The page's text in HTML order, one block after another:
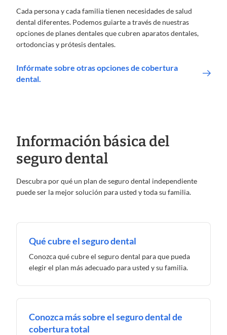
Cada persona y cada familia tienen necesidades de salud
dental diferentes. Podemos guiarte a través de nuestras
opciones de planes dentales que cubren aparatos dentales,
ortodoncias y prótesis dentales.
Infórmate sobre otras opciones de cobertura
dental.
Información básica del
seguro dental
Descubra por qué un plan de seguro dental independiente
puede ser la mejor solución para usted y toda su familia.
Qué cubre el seguro dental
Conozca qué cubre el seguro dental para que pueda
elegir el plan más adecuado para usted y su familia.
Conozca más sobre el seguro dental de
cobertura total